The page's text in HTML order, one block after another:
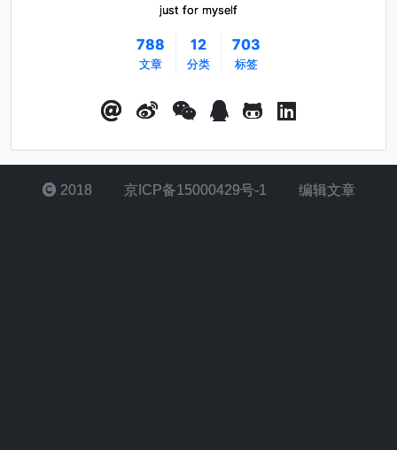
just for myself
788
文章
12
分类
703
标签
2018 京ICP备15000429号-1 编辑文章